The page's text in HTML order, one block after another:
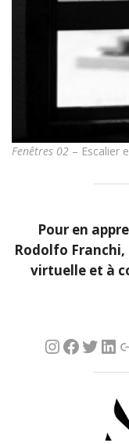
Fenêtres 02 – Escalier
Pour en
Rodolfo Franchi,
virtuelle et à